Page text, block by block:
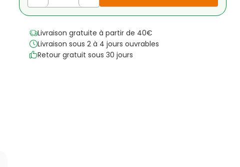
Livraison gratuite à partir de 40€
Livraison sous 2 à 4 jours ouvrables
Retour gratuit sous 30 jours